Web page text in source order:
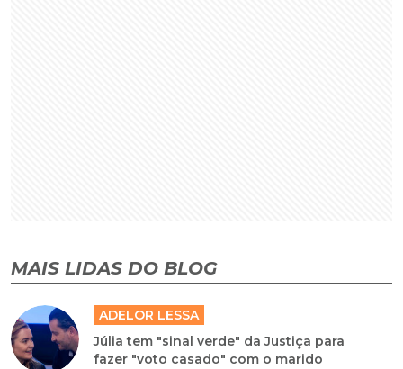
MAIS LIDAS DO BLOG
ADELOR LESSA
Júlia tem "sinal verde" da Justiça para
fazer "voto casado" com o marido